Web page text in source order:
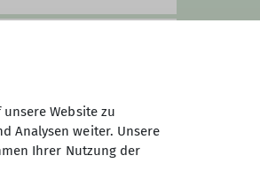
Website zu
Analysen weiter. Unsere
Ihrer Nutzung der